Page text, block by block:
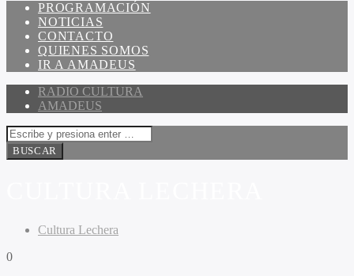
PROGRAMACIÓN
NOTICIAS
CONTACTO
QUIENES SOMOS
IR A AMADEUS
RADIO CULTURA
AMADEUS
Cultura Lechera
0